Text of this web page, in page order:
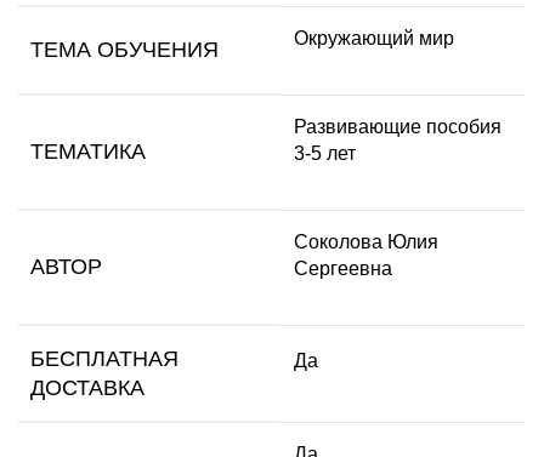
ТЕМА ОБУЧЕНИЯ Окружающий мир
ТЕМАТИКА
Развивающие пособия
3-5 лет
АВТОР
Соколова Юлия
Сергеевна
БЕСПЛАТНАЯ
ДОСТАВКА
Да